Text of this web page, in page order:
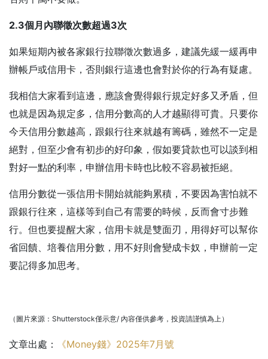
2.3個月內聯徵次數超過3次
如果短期內被各家銀行拉聯徵次數過多，建議先緩一緩再申
辦帳戶或信用卡，否則銀行這邊也會對於你的行為有疑慮。
我相信大家看到這邊，應該會覺得銀行規定好多又矛盾，但
也就是因為規定多，信用分數高的人才越顯得可貴。只要你
今天信用分數越高，跟銀行往來就越有籌碼，雖然不一定是
絕對，但至少會有初步的好印象，假如要貸款也可以談到相
對好一點的利率，申辦信用卡時也比較不容易被拒絕。
信用分數從一張信用卡開始就能夠累積，不要因為害怕就不
跟銀行往來，這樣等到自己有需要的時候，反而會寸步難
行。但也要提醒大家，信用卡就是雙面刃，用得好可以幫你
省回饋、培養信用分數，用不好則會變成卡奴，申辦前一定
要記得多加思考。
（圖片來源：Shutterstock僅示意/ 內容僅供參考，投資請謹慎為上）
文章出處： 《Money錢》2025年7月號